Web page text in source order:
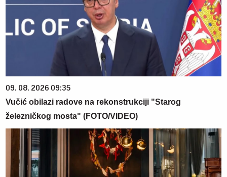
09. 08. 2026 09:35
Vučić obilazi radove na rekonstrukciji "Starog
železničkog mosta" (FOTO/VIDEO)